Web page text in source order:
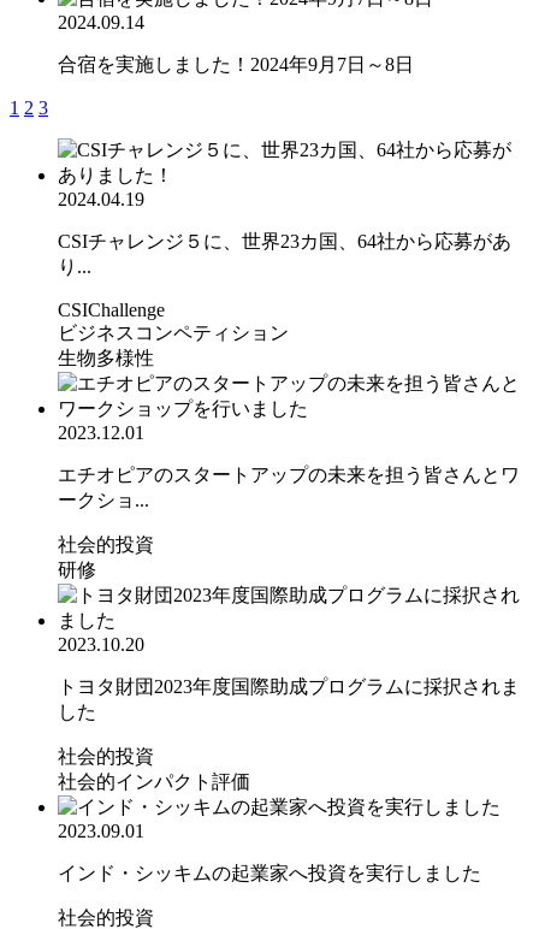
2024.09.14
合宿を実施しました！2024年9月7日～8日
1 2 3
2024.04.19
CSIチャレンジ５に、世界23カ国、64社から応募があ
り...
CSIChallenge
ビジネスコンペティション
生物多様性
2023.12.01
エチオピアのスタートアップの未来を担う皆さんとワ
ークショ...
社会的投資
研修
2023.10.20
トヨタ財団2023年度国際助成プログラムに採択されま
した
社会的投資
社会的インパクト評価
2023.09.01
インド・シッキムの起業家へ投資を実行しました
社会的投資